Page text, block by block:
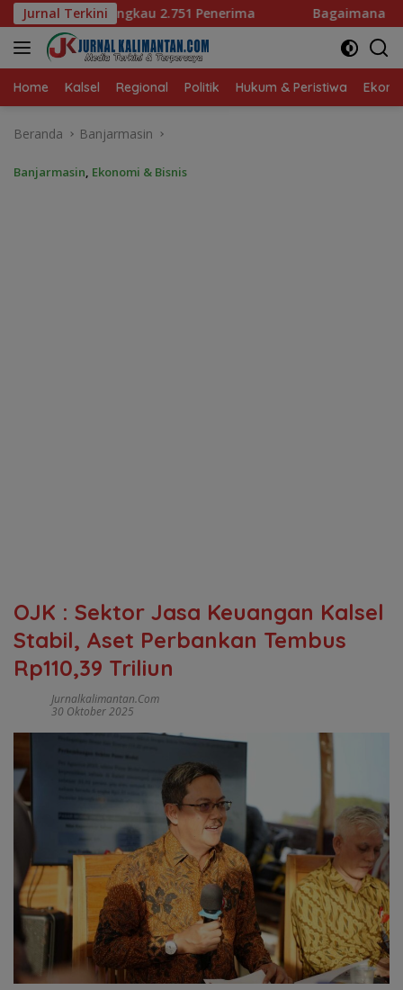
Langsung
ke
konten
Jurnal Terkini Bagaimana KIP Hadapi Deepfake dan Hoaks?
Home Kalsel Regional Politik Hukum & Peristiwa
Beranda Banjarmasin
Banjarmasin, Ekonomi & Bisnis
OJK : Sektor Jasa Keuangan Kalsel
Stabil, Aset Perbankan Tembus
Rp110,39 Triliun
Jurnalkalimantan.com
30 Oktober 2025